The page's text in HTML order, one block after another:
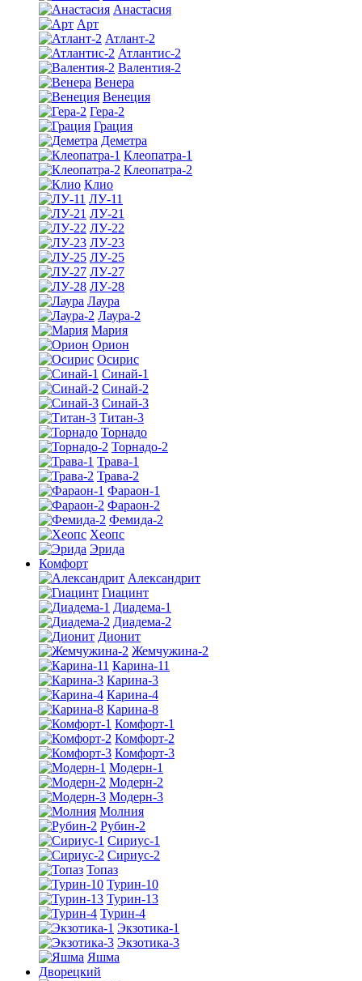
Анастасия
Арт
Атлант-2
Атлантис-2
Валентия-2
Венера
Венеция
Гера-2
Грация
Деметра
Клеопатра-1
Клеопатра-2
Клио
ЛУ-11
ЛУ-21
ЛУ-22
ЛУ-23
ЛУ-25
ЛУ-27
ЛУ-28
Лаура
Лаура-2
Мария
Орион
Осирис
Синай-1
Синай-2
Синай-3
Титан-3
Торнадо
Торнадо-2
Трава-1
Трава-2
Фараон-1
Фараон-2
Фемида-2
Хеопс
Эрида
Комфорт
Алекcандрит
Гиацинт
Диадема-1
Диадема-2
Дионит
Жемчужина-2
Карина-11
Карина-3
Карина-4
Карина-8
Комфорт-1
Комфорт-2
Комфорт-3
Модерн-1
Модерн-2
Модерн-3
Молния
Рубин-2
Сириус-1
Сириус-2
Топаз
Турин-10
Турин-13
Турин-4
Экзотика-1
Экзотика-3
Яшма
Дворецкий